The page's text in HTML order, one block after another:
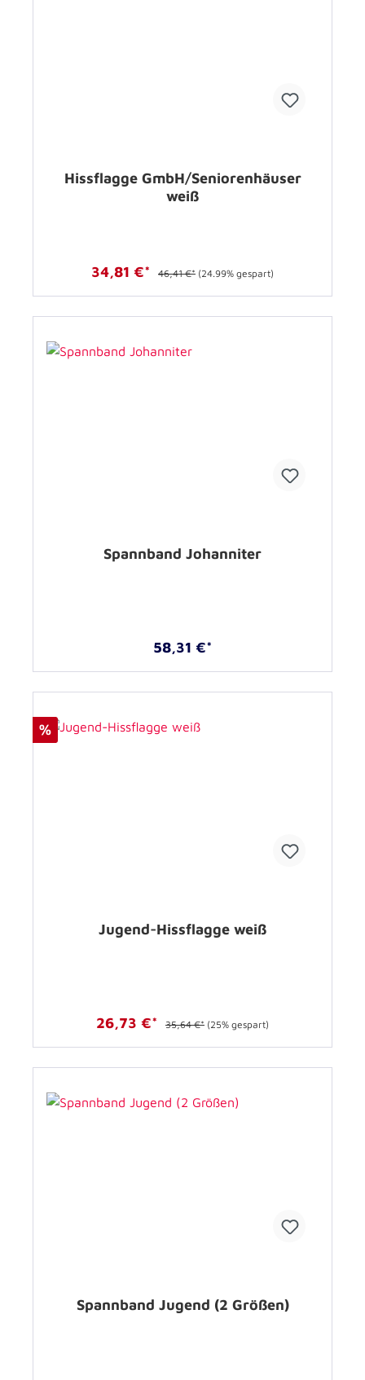
Hissflagge GmbH/Seniorenhäuser
weiß
34,81 €* 46,41 €* (24.99% gespart)
Spannband Johanniter
58,31 €*
%
Jugend-Hissflagge weiß
26,73 €* 35,64 €* (25% gespart)
Spannband Jugend (2 Größen)